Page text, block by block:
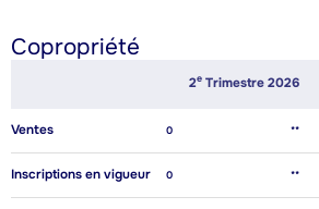
Copropriété
2E Trimestre 2026
Ventes 0 **
Inscriptions en vigueur 0 **